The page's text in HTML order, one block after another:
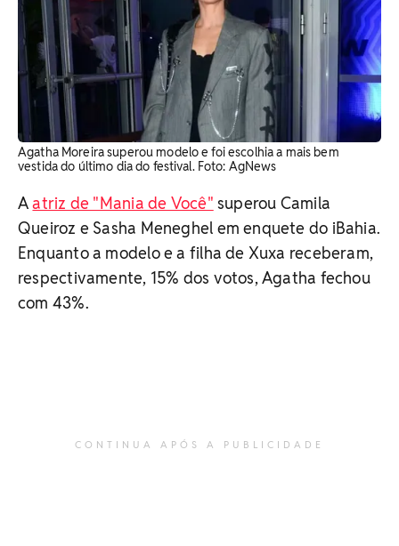
Agatha Moreira superou modelo e foi escolhia a mais bem
vestida do último dia do festival. Foto: AgNews
Aatriz de "Mania de Você" superou Camila
Queiroz e Sasha Meneghel em enquete do iBahia.
Enquanto a modelo e a filha de Xuxa receberam,
respectivamente, 15% dos votos, Agatha fechou
com 43%.
CONTINUA APÓS A PUBLICIDADE